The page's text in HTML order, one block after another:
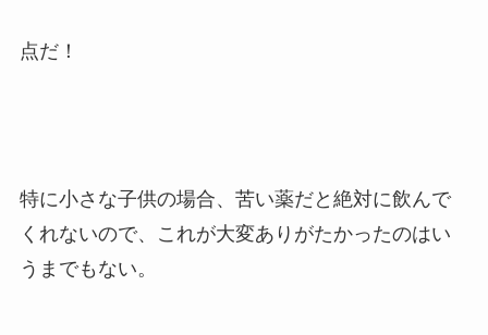
点だ！
特に小さな子供の場合、苦い薬だと絶対に飲んで
くれないので、これが大変ありがたかったのはい
うまでもない。